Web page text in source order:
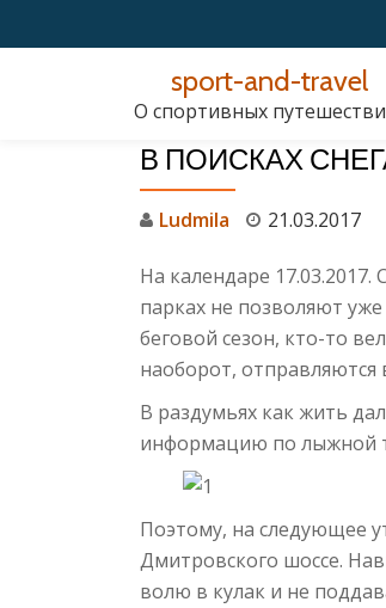
sport-and-travel
О спортивных
В ПОИСКАХ
Ludmila 21.03.2017
На календаре 17.03.2017.
парках не позволяют
беговой сезон, кто-то
наоборот, отправляются
В раздумьях как жить
информацию по лыжной
Поэтому, на следующее
Дмитровского шоссе.
волю в кулак и не